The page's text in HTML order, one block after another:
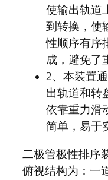
使输出轨道
到转换，使
性顺序有序
成，避免了
2、本装置
出轨道和转
依靠重力滑
简单，易于
二极管极性排序
俯视结构为：一